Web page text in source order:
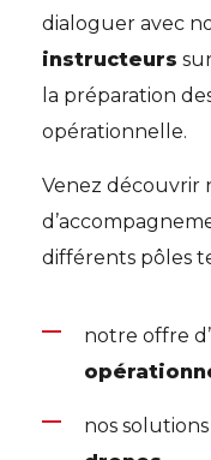
dialoguer avec
instructeurs
la préparation
opérationnelle.
Venez découvrir
différents pôles
notre offre
nos